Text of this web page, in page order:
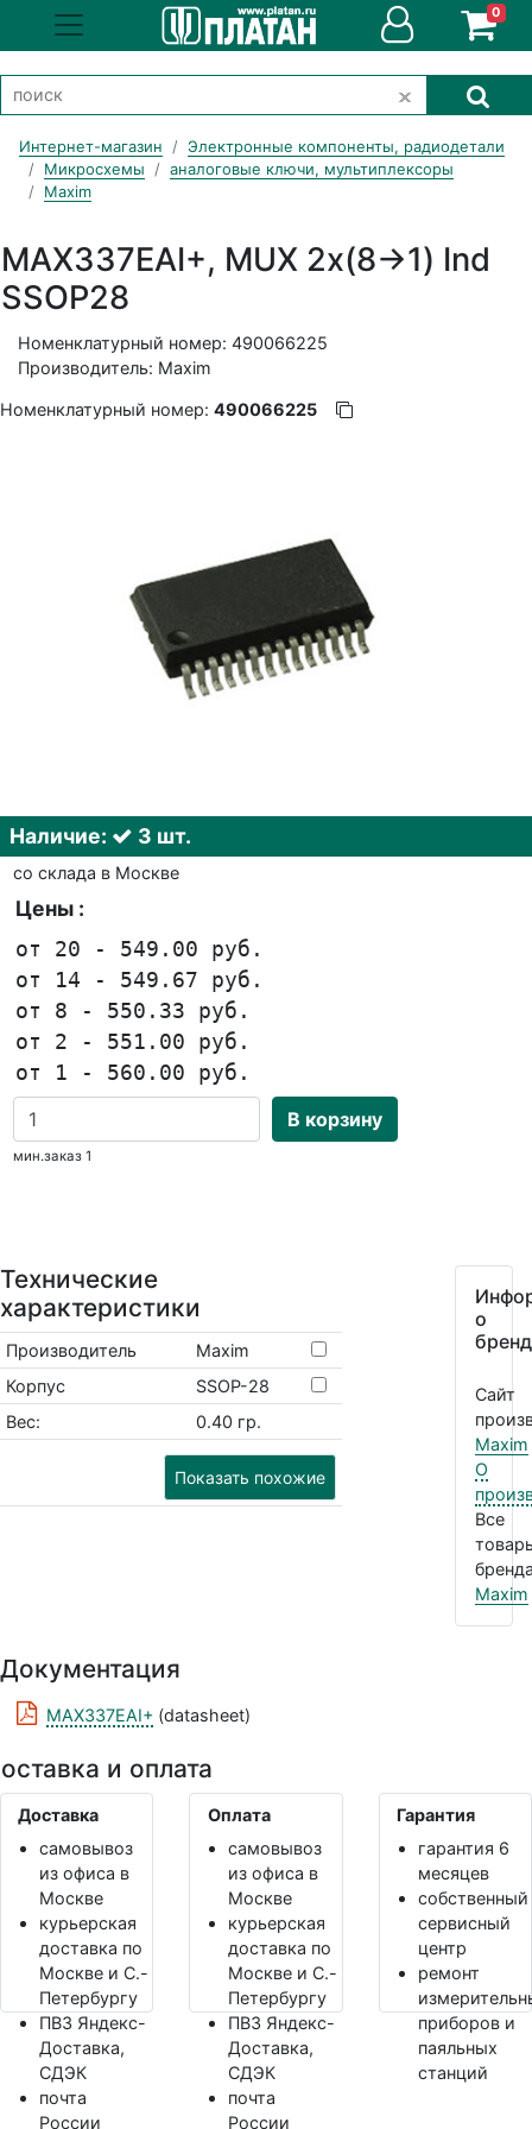
0
Интернет-магазин
Электронные компоненты, радиодетали
Микросхемы
аналоговые ключи, мультиплексоры
Maxim
MAX337EAI+, MUX 2x(8->1) Ind
SSOP28
Номенклатурный номер: 490066225
Производитель: Maxim
Номенклатурный номер: 490066225
Наличие: 3 шт.
со склада в Москве
Цены :
от 20 - 549.00 руб.
от 14 - 549.67 руб.
от 8 - 550.33 руб.
от 2 - 551.00 руб.
от 1 - 560.00 руб.
В корзину
мин.заказ 1
Технические
характеристики
Производитель
Maxim
Корпус
SSOP-28
Вес:
0.40 гр.
Показать похожие
о
Сайт
Maxim
О
Все
Maxim
Документация
MAX337EAI+ (datasheet)
и оплата
Доставка
самовывоз
из офиса в
Москве
курьерская
доставка по
Москве и С.-
Петербургу
ПВЗ Яндекс-
Доставка,
СДЭК
почта
России
Оплата
самовывоз
из офиса в
Москве
курьерская
доставка по
Москве и С.-
Петербургу
ПВЗ Яндекс-
Доставка,
СДЭК
почта
России
Гарантия
гарантия 6
месяцев
собственный
сервисный
центр
ремонт
приборов и
паяльных
станций